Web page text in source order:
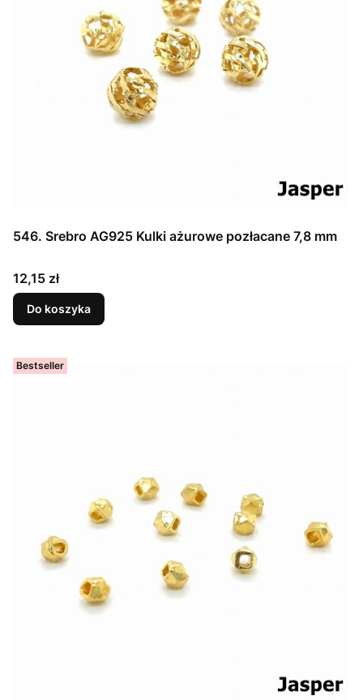
546. Srebro AG925 Kulki ażurowe pozłacane 7,8 mm
Cena
12,15 zł
Do koszyka
Bestseller